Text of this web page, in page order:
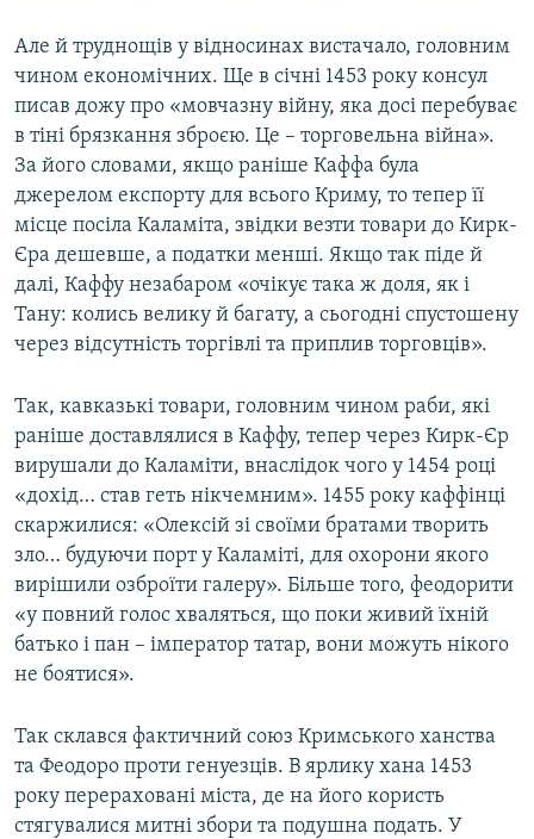
Але й труднощів у відносинах вистачало, головним
чином економічних. Ще в січні 1453 року консул
писав дожу про «мовчазну війну, яка досі перебуває
в тіні брязкання зброєю. Це – торговельна війна».
За його словами, якщо раніше Каффа була
джерелом експорту для всього Криму, то тепер її
місце посіла Каламіта, звідки везти товари до Кирк-
Єра дешевше, а податки менші. Якщо так піде й
далі, Каффу незабаром «очікує така ж доля, як і
Тану: колись велику й багату, а сьогодні спустошену
через відсутність торгівлі та приплив торговців».
Так, кавказькі товари, головним чином раби, які
раніше доставлялися в Каффу, тепер через Кирк-Єр
вирушали до Каламіти, внаслідок чого у 1454 році
«дохід… став геть нікчемним». 1455 року каффінці
скаржилися: «Олексій зі своїми братами творить
зло… будуючи порт у Каламіті, для охорони якого
вирішили озброїти галеру». Більше того, феодорити
«у повний голос хваляться, що поки живий їхній
батько і пан – імператор татар, вони можуть нікого
не боятися».
Так склався фактичний союз Кримського ханства
та Феодоро проти генуезців. В ярлику хана 1453
року перераховані міста, де на його користь
стягувалися митні збори та подушна подать. У